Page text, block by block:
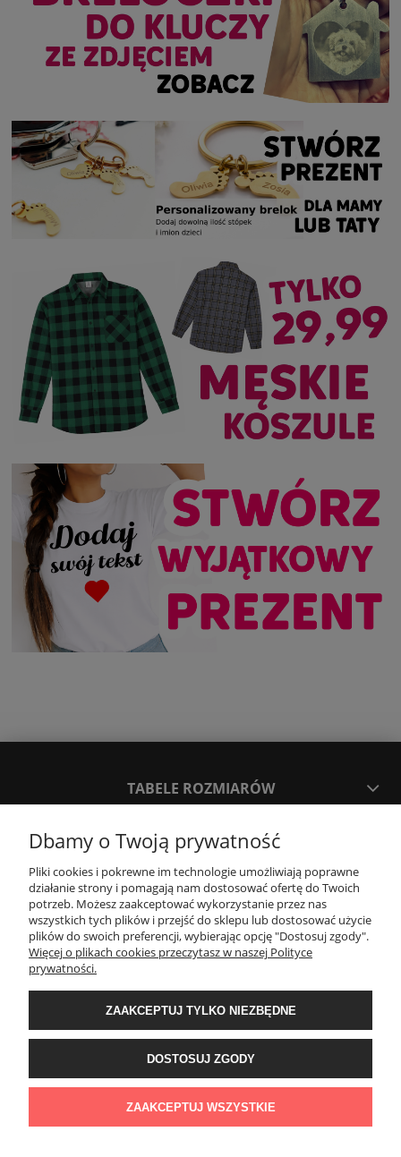
TABELE ROZMIARÓW
SPOSOBY PŁATNOŚCI ORAZ CZAS I KOSZTY DOSTAWY
KONTAKT
WYMIANA / ZWROTY / REKLAMACJE
REGULAMINY
Timeforf| ul. SOŁTYKA TADEUSZA 16C /SEGMENT NUMER 6 | 39-
bok@timeforf.pl
Dbamy o Twoją prywatność
Pliki cookies i pokrewne im technologie umożliwiają poprawne
działanie strony i pomagają nam dostosować ofertę do Twoich
potrzeb. Możesz zaakceptować wykorzystanie przez nas
wszystkich tych plików i przejść do sklepu lub dostosować użycie
plików do swoich preferencji, wybierając opcję "Dostosuj zgody".
Więcej o plikach cookies przeczytasz w naszej Polityce
prywatności.
ZAAKCEPTUJ TYLKO NIEZBĘDNE
DOSTOSUJ ZGODY
ZAAKCEPTUJ WSZYSTKIE